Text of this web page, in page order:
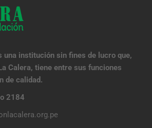
una institución sin fines de lucro que,
Calera, tiene entre sus funciones
de calidad.
2184